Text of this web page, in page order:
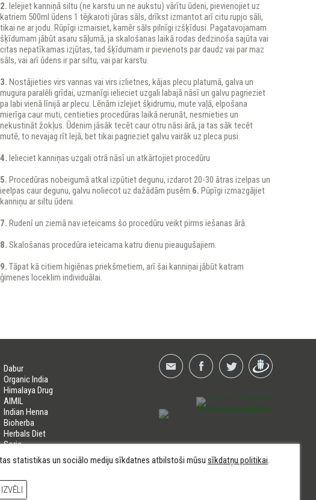
2. Ielejiet kanniņā siltu (ne karstu un ne aukstu) vārītu ūdeni, pievienojiet uz
katriem 500ml ūdens 1 tējkaroti jūras sāls, drīkst izmantot arī citu rupjo sāli,
tikai ne ar jodu. Rūpīgi izmaisiet, kamēr sāls pilnīgi izšķīdusi. Pagatavojamam
šķīdumam jābūt asaru sāļumā, ja skalošanas laikā rodas dedzinoša sajūta vai
citas nepatīkamas izjūtas, tad šķīdumam ir pievienots par daudz vai par maz
sāls, vai arī ūdens ir par siltu, vai par karstu.
3. Nostājieties virs vannas vai virs izlietnes, kājas plecu platumā, galva un
mugura paralēli grīdai, uzmanīgi ielieciet uzgali labajā nāsī un galvu pagrieziet
pa labi vienā līnijā ar plecu. Lēnām izlejiet šķidrumu, mute vaļā, elpošana
mierīga caur muti, centieties procedūras laikā nerunāt, nesmieties un
nekustināt žokļus. Ūdenim jāsāk tecēt caur otru nāsi ārā, ja tas sāk tecēt
mutē, to nevajag rīt lejā, bet tikai pagrieziet galvu vairāk uz pleca pusi.
4. Ielieciet kanniņas uzgali otrā nāsī un atkārtojiet procedūru
5. Procedūras nobeigumā atkal izpūtiet degunu, izdarot 20-30 ātras izelpas un
ieelpas caur degunu, galvu noliecot uz dažādām pusēm.6. Pūpīgi izmazgājiet
kanniņu ar siltu ūdeni.
7. Rudenī un ziemā nav ieteicams šo procedūru veikt pirms iešanas ārā.
8. Skalošanas procedūra ieteicama katru dienu pieaugušajiem.
9. Tāpat kā citiem higiēnas priekšmetiem, arī šai kanniņai jābūt katram
ģimenes loceklim individuālai.
Dabur
Organic India
Himalaya Drug
AIMIL
Indian Henna
Bioherba
Herbals Diet
Soria
LIFELINES
reserved | HERBALS.LV | Copyright SIA ELFARM HERBALSHOP © 2006-2026
statistikas un sociālo mediju sīkdatnes atbilstoši mūsu sīkdatņu politikai